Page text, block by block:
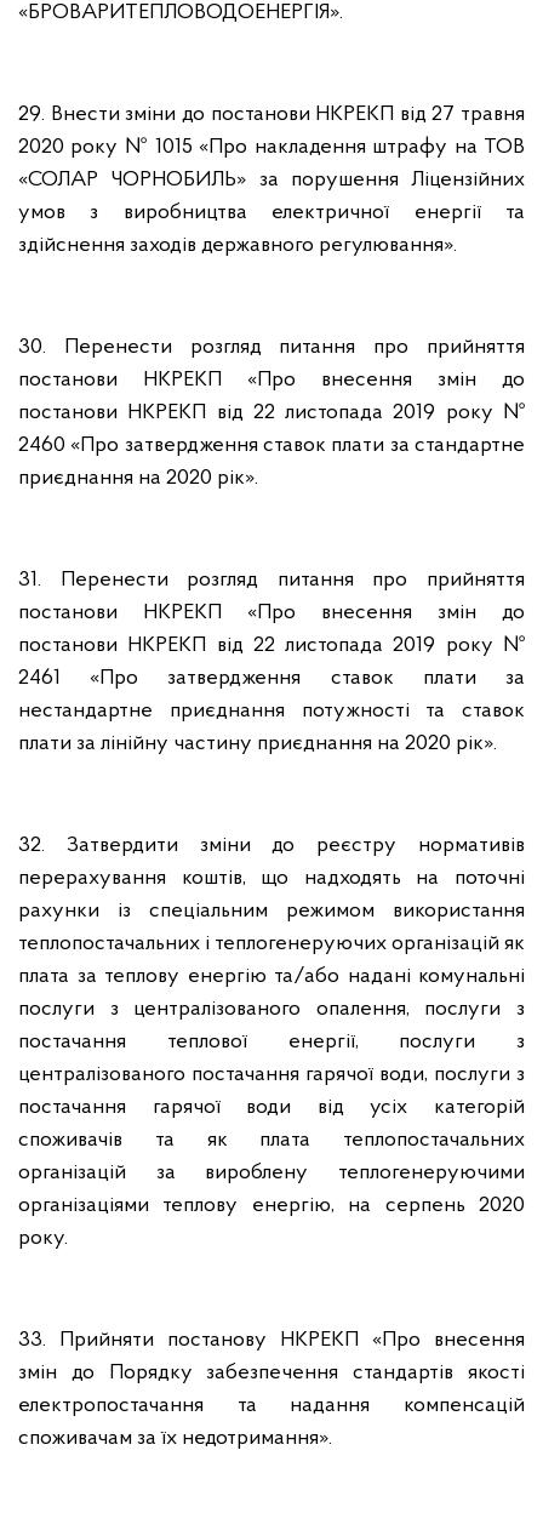
«БРОВАРИТЕПЛОВОДОЕНЕРГІЯ».
29. Внести зміни до постанови НКРЕКП від 27 травня
2020 року № 1015 «Про накладення штрафу на ТОВ
«СОЛАР ЧОРНОБИЛЬ» за порушення Ліцензійних
умов з виробництва електричної енергії та
здійснення заходів державного регулювання».
30. Перенести розгляд питання про прийняття
постанови НКРЕКП «Про внесення змін до
постанови НКРЕКП від 22 листопада 2019 року №
2460 «Про затвердження ставок плати за стандартне
приєднання на 2020 рік».
31. Перенести розгляд питання про прийняття
постанови НКРЕКП «Про внесення змін до
постанови НКРЕКП від 22 листопада 2019 року №
2461 «Про затвердження ставок плати за
нестандартне приєднання потужності та ставок
плати за лінійну частину приєднання на 2020 рік».
32. Затвердити зміни до реєстру нормативів
перерахування коштів, що надходять на поточні
рахунки із спеціальним режимом використання
теплопостачальних і теплогенеруючих організацій як
плата за теплову енергію та/або надані комунальні
послуги з централізованого опалення, послуги з
постачання теплової енергії, послуги з
централізованого постачання гарячої води, послуги з
постачання гарячої води від усіх категорій
споживачів та як плата теплопостачальних
організацій за вироблену теплогенеруючими
організаціями теплову енергію, на серпень 2020
року.
33. Прийняти постанову НКРЕКП «Про внесення
змін до Порядку забезпечення стандартів якості
електропостачання та надання компенсацій
споживачам за їх недотримання».